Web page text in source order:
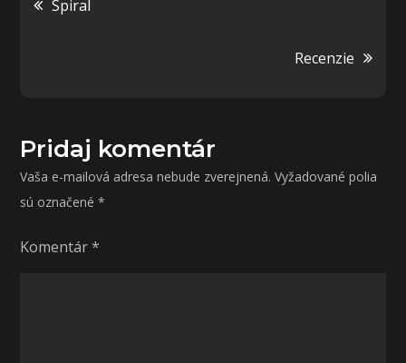
Spiral
Recenzie
Pridaj komentár
Vaša e-mailová adresa nebude zverejnená. Vyžadované polia
sú označené*
Komentár*